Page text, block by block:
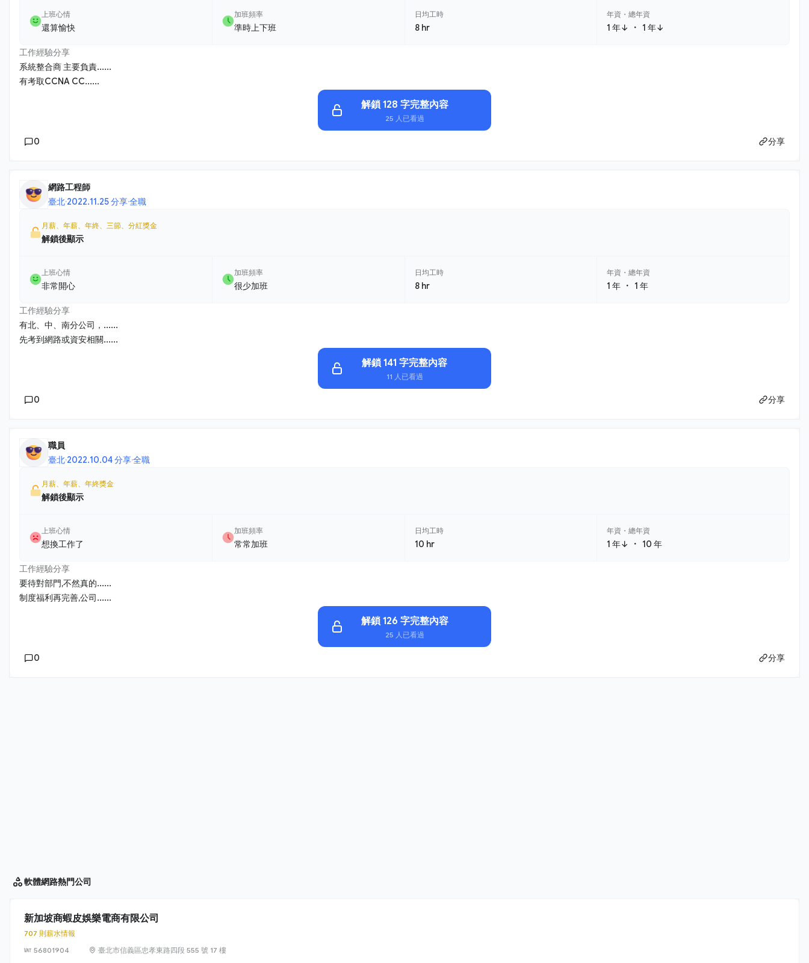
上班心情
還算愉快
加班頻率
準時上下班
日均工時
8 hr
年資・總年資
1 年↓ ・1 年↓
工作經驗分享
系統整合商 主要負責......
有考取CCNA CC......
解鎖 128 字完整內容
25 人已看過
0 分享
網路工程師
臺北·2022.11.25 分享·全職
月薪、年薪、年終、三節、分紅獎金
解鎖後顯示
上班心情
非常開心
加班頻率
很少加班
日均工時
8 hr
年資・總年資
1 年 ・1 年
工作經驗分享
有北、中、南分公司，......
先考到網路或資安相關......
解鎖 141 字完整內容
11 人已看過
0 分享
職員
臺北·2022.10.04 分享·全職
月薪、年薪、年終獎金
解鎖後顯示
上班心情
想換工作了
加班頻率
常常加班
日均工時
10 hr
年資・總年資
1 年↓ ・10 年
工作經驗分享
要待對部門,不然真的......
制度福利再完善,公司......
解鎖 126 字完整內容
25 人已看過
0 分享
軟體網路熱門公司
新加坡商蝦皮娛樂電商有限公司
707 則薪水情報
56801904
臺北市信義區忠孝東路四段 555 號 17 樓